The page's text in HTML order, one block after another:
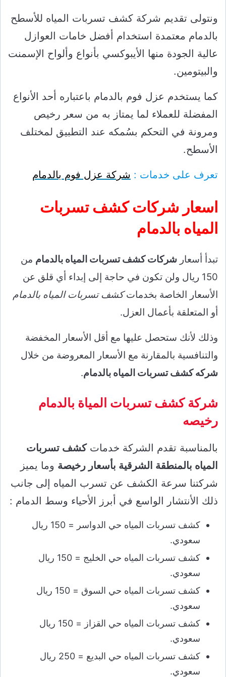
ونتولى تقديم شركة كشف تسربات المياه للأسطح
بالدمام معتمدة استخدام أفضل خامات العوازل
عالية الجودة منها الأيبوكسي بأنواع وألواح الإسمنت
والبيتومين.
كما يستخدم عزل فوم بالدمام باعتباره أحد الأنواع
المفضلة للعملاء لما يمتاز به من سعر رخيص
ومرونة في التحكم بسُمكه عند التطبيق لمختلف
الأسطح.
تعرف على خدمات : شركة عزل فوم بالدمام
اسعار شركات كشف تسربات
المياه بالدمام
تبدأ أسعار شركات كشف تسربات المياه بالدمام من
150 ريال ولن تكون في حاجة إلى إبداء أي قلق عن
الأسعار الخاصة بخدماتكشف تسربات المياه بالدمام
أو المتعلقة بأعمال العزل.
وذلك لأنك ستحصل عليها مع أقل الأسعار المخفضة
والتنافسية بالمقارنة مع الأسعار المعروضة من خلال
شركه كشف تسربات المياه بالدمام.
شركة كشف تسربات المياة بالدمام
رخيصه
بالمناسبة تقدم الشركة خدماتكشف تسربات
المياه بالمنطقة الشرقية بأسعار رخيصة وما يميز
شركتنا سرعة الكشف عن تسرب المياه إلى جانب
ذلك الأنتشار الواسع في أبرز الأحياء وسط الدمام :
كشف تسربات المياه حي الدواسر = 150 ريال
سعودي.
كشف تسربات المياه حي الخليج = 150 ريال
سعودي.
كشف تسربات المياه حي السوق = 150 ريال
سعودي.
كشف تسربات المياه حي القزاز = 150 ريال
سعودي.
كشف تسربات المياه حي البديع = 250 ريال
سعودي.